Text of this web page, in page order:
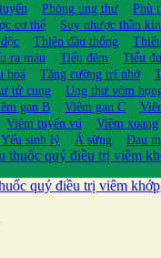
Phòng ung thư Phù
cơ thể Suy nhược thần
Thiên đầu thống
ra máu Tiểu đêm Tiểu
hoá Tăng cường trí nhớ
tử cung Ung thư vòm
gan B Viêm gan C
Viêm tuyến vú Viêm xoang
Yếu sinh lý Á sừng Đau
quý điều trị viêm